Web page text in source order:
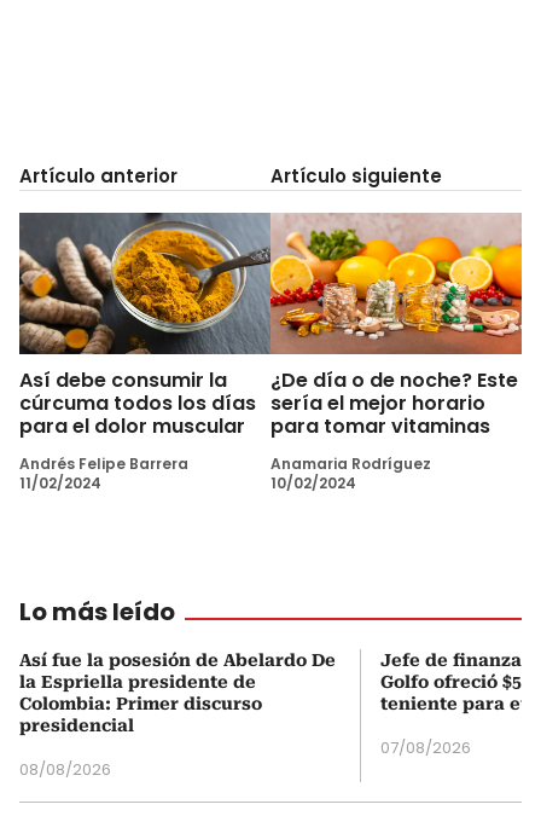
Artículo anterior
Así debe consumir la
cúrcuma todos los días
para el dolor muscular
Andrés Felipe Barrera
11/02/2024
Artículo siguiente
¿De día o de noche? Este
sería el mejor horario
para tomar vitaminas
Anamaria Rodríguez
10/02/2024
Lo más leído
Así fue la posesión de Abelardo De
la Espriella presidente de
Colombia: Primer discurso
presidencial
08/08/2026
Jefe de finanzas
Golfo ofreció
teniente para
07/08/2026